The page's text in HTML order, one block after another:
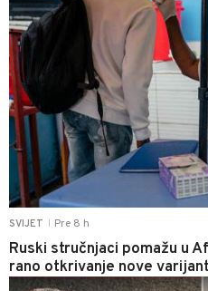
SVIJET Pre 8 h
Ruski stručnjaci pomažu u
rano otkrivanje nove